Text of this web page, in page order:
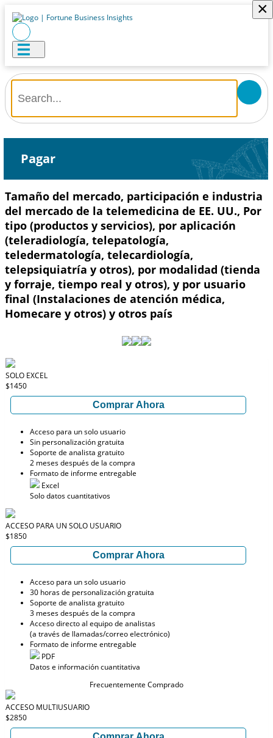
×
Pagar
Tamaño del mercado, participación e industria
del mercado de la telemedicina de EE. UU., Por
tipo (productos y servicios), por aplicación
(teleradiología, telepatología,
teledermatología, telecardiología,
telepsiquiatría y otros), por modalidad (tienda
y forraje, tiempo real y otros), y por usuario
final (Instalaciones de atención médica,
Homecare y otros) y otros país
SOLO EXCEL
$1450
Comprar Ahora
Acceso para un solo usuario
Sin personalización gratuita
Soporte de analista gratuito
2 meses después de la compra
Formato de informe entregable
Excel
Solo datos cuantitativos
ACCESO PARA UN SOLO USUARIO
$1850
Comprar Ahora
Acceso para un solo usuario
30 horas de personalización gratuita
Soporte de analista gratuito
3 meses después de la compra
Acceso directo al equipo de analistas
(a través de llamadas/correo electrónico)
Formato de informe entregable
PDF
Datos e información cuantitativa
Frecuentemente Comprado
ACCESO MULTIUSUARIO
$2850